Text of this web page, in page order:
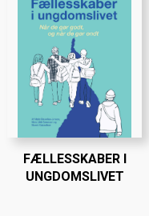
FÆLLESSKABER I
UNGDOMSLIVET